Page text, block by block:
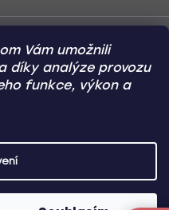
Vám umožnili
díky analýze provozu
funkce, výkon a
Dobírka
AUTODOPLŇKY- Všechna